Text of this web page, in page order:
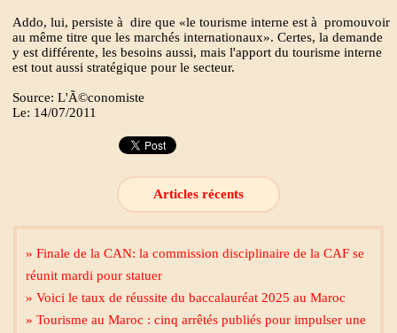
Addo, lui, persiste à dire que «le tourisme interne est à promouvoir
au même titre que les marchés internationaux». Certes, la demande
y est différente, les besoins aussi, mais l'apport du tourisme interne
est tout aussi stratégique pour le secteur.
Source: L'Ã©conomiste
Le: 14/07/2011
Articles récents
» Finale de la CAN: la commission disciplinaire de la CAF se
réunit mardi pour statuer
» Voici le taux de réussite du baccalauréat 2025 au Maroc
» Tourisme au Maroc : cinq arrêtés publiés pour impulser une